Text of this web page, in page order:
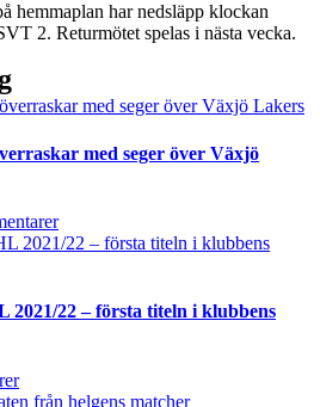
hemmaplan har nedsläpp klockan
2. Returmötet spelas i nästa vecka.
med seger över Växjö
2021/22 – första titeln i klubbens